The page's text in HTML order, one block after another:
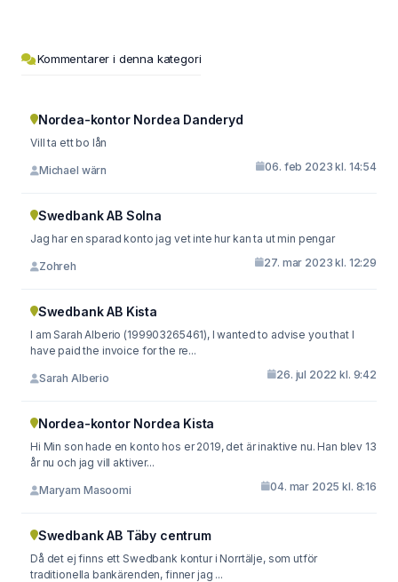
Kommentarer i denna kategori
Nordea-kontor Nordea Danderyd
Vill ta ett bo lån
Michael wärn 06. feb 2023 kl. 14:54
Swedbank AB Solna
Jag har en sparad konto jag vet inte hur kan ta ut min pengar
Zohreh 27. mar 2023 kl. 12:29
Swedbank AB Kista
I am Sarah Alberio (199903265461), I wanted to advise you that I
have paid the invoice for the re...
Sarah Alberio 26. jul 2022 kl. 9:42
Nordea-kontor Nordea Kista
Hi Min son hade en konto hos er 2019, det är inaktive nu. Han blev 13
år nu och jag vill aktiver...
Maryam Masoomi 04. mar 2025 kl. 8:16
Swedbank AB Täby centrum
Då det ej finns ett Swedbank kontur i Norrtälje, som utför
traditionella bankärenden, finner jag ...